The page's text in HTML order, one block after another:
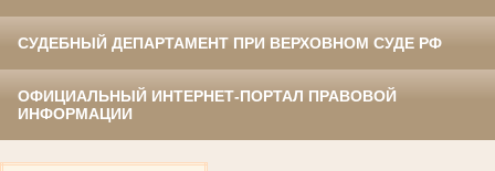
СУДЕБНЫЙ ДЕПАРТАМЕНТ ПРИ ВЕРХОВНОМ СУДЕ РФ
ОФИЦИАЛЬНЫЙ ИНТЕРНЕТ-ПОРТАЛ ПРАВОВОЙ
ИНФОРМАЦИИ